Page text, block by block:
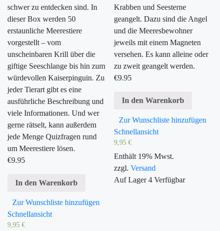
schwer zu entdecken sind. In
dieser Box werden 50
erstaunliche Meerestiere
vorgestellt – vom
unscheinbaren Krill über die
giftige Seeschlange bis hin zum
würdevollen Kaiserpinguin. Zu
jeder Tierart gibt es eine
ausführliche Beschreibung und
viele Informationen. Und wer
gerne rätselt, kann außerdem
jede Menge Quizfragen rund
um Meerestiere lösen.
€9.95
In den Warenkorb
Zur Wunschliste hinzufügen
Schnellansicht
9,95 €
Krabben und Seesterne
geangelt. Dazu sind die Angel
und die Meeresbewohner
jeweils mit einem Magneten
versehen. Es kann alleine oder
zu zweit geangelt werden.
€9.95
In den Warenkorb
Zur Wunschliste hinzufügen
Schnellansicht
9,95€
Enthält 19% Mwst.
zzgl.Versand
Auf Lager4Verfügbar